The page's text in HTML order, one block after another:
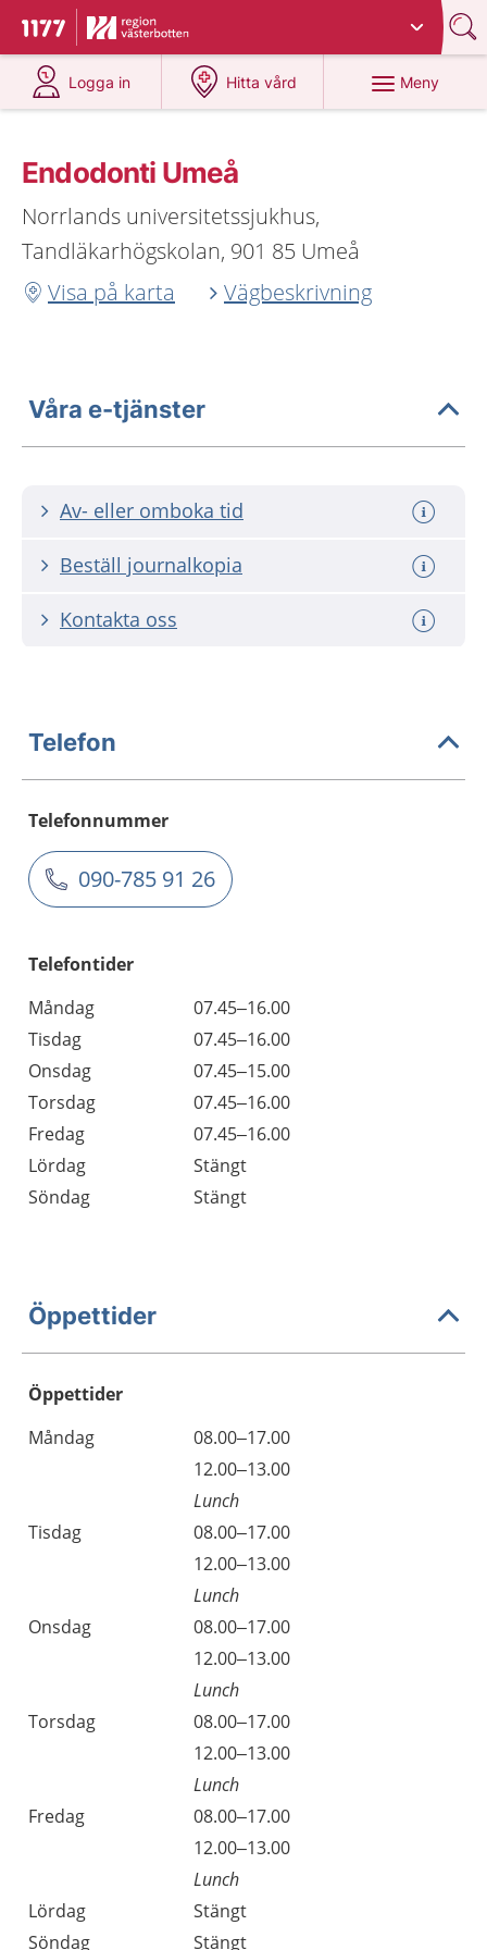
Till startsidan för 1177
Du har valt region
Logga in
på 1177.se
Hitta vård
på 1177.se
Meny
Endodonti Umeå
Norrlands universitetssjukhus,
Tandläkarhögskolan, 901 85 Umeå
Visa på karta
Vägbeskrivning
Våra e-tjänster
Av- eller omboka tid
Beställ journalkopia
Kontakta oss
Telefon
Telefonnummer
090-785 91 26
Telefontider
Måndag
07.45–16.00
Tisdag
07.45–16.00
Onsdag
07.45–15.00
Torsdag
07.45–16.00
Fredag
07.45–16.00
Lördag
Stängt
Söndag
Stängt
Öppettider
Öppettider
Dag
Öppettider
Kommentarer
Måndag
08.00–17.00
12.00–13.00
Lunch
Tisdag
08.00–17.00
12.00–13.00
Lunch
Onsdag
08.00–17.00
12.00–13.00
Lunch
Torsdag
08.00–17.00
12.00–13.00
Lunch
Fredag
08.00–17.00
12.00–13.00
Lunch
Lördag
Stängt
Söndag
Stängt